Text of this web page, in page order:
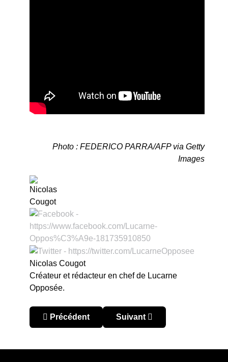
Photo : FEDERICO PARRA/AFP via Getty
Images
Nicolas Cougot
Créateur et rédacteur en chef de Lucarne
Opposée.
Article précédent : Preolímpico 2024 :
Précédent Article suivant : Preolímpico
Suivant